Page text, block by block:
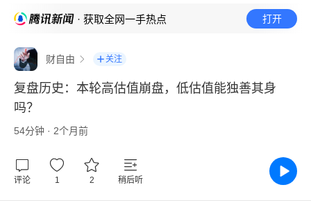
· 获取全网一手热点 打开
财自由 关注
复盘历史：本轮高估值崩盘，低估值能独善其身
吗？
54分钟 · 2个月前
评论 1 2 稍后听